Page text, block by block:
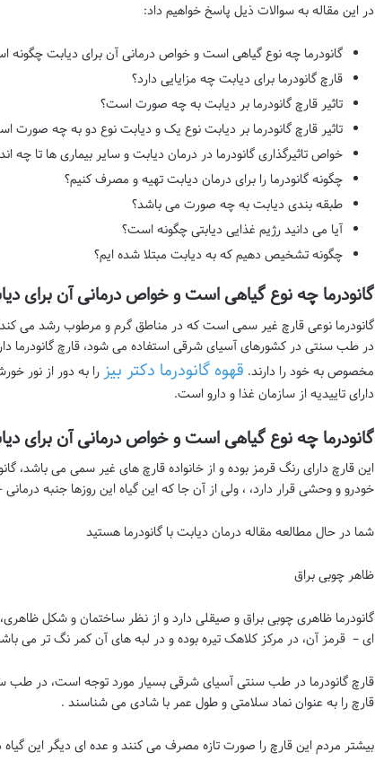
در این مقاله به سوالات ذیل پاسخ خواهیم داد:
گانودرما چه نوع گیاهی است و خواص درمانی آن برای دیابت چگونه
قارچ گانودرما برای دیابت چه مزایایی دارد؟
تاثیر قارچ گانودرما بر دیابت به چه صورت است؟
تاثیر قارچ گانودرما بر دیابت نوع یک و دیابت نوع دو به چه صورت
خواص تاثیرگذاری گانودرما در درمان دیابت و سایر بیماری ها تا چه
چگونه گانودرما را برای درمان دیابت تهیه و مصرف کنیم؟
طبقه بندی دیابت به چه صورت می باشد؟
آیا می دانید رژیم غذایی دیابتی چگونه است؟
چگونه تشخیص دهیم که به دیابت مبتلا شده ایم؟
گانودرما چه نوع گیاهی است و خواص درمانی آن برای
گانودرما نوعی قارچ غیر سمی است که در مناطق گرم و مرطوب رشد می کند
مخصوص به خود را دارند. قهوه گانودرما دکتر بیز
دارای تاییدیه از سازمان غذا و دارو است.
گانودرما چه نوع گیاهی است و خواص درمانی آن برای
این قارچ دارای رنگ قرمز بوده و از خانواده قارچ های غیر سمی می باشد،
خودرو و وحشی قرار دارد، ، ولی از آن جا که این گیاه این روزها جنبه
شما در حال مطالعه مقاله درمان دیابت با گانودرما هستید
ظاهر چوبی براق
گانودرما ظاهری چوبی براق و صیقلی دارد و از نظر ساختمان و شکل
ای – قرمز آن، در مرکز کلاهک تیره بوده و در لبه های آن کمر نگ تر می
قارچ گانودرما در طب سنتی آسیای شرقی بسیار مورد توجه است، در طب
قارچ را به عنوان نماد سلامتی و طول عمر با شادی می شناسند .
بیشتر مردم این قارچ را صورت تازه مصرف می کنند و عده ای دیگر این گیاه